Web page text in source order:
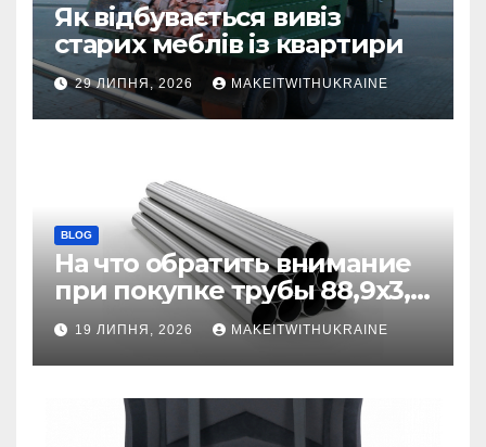
Як відбувається вивіз
старих меблів із квартири
29 ЛИПНЯ, 2026 MAKEITWITHUKRAINE
BLOG
На что обратить внимание
при покупке трубы 88,9х3,2
бесшовной
19 ЛИПНЯ, 2026 MAKEITWITHUKRAINE